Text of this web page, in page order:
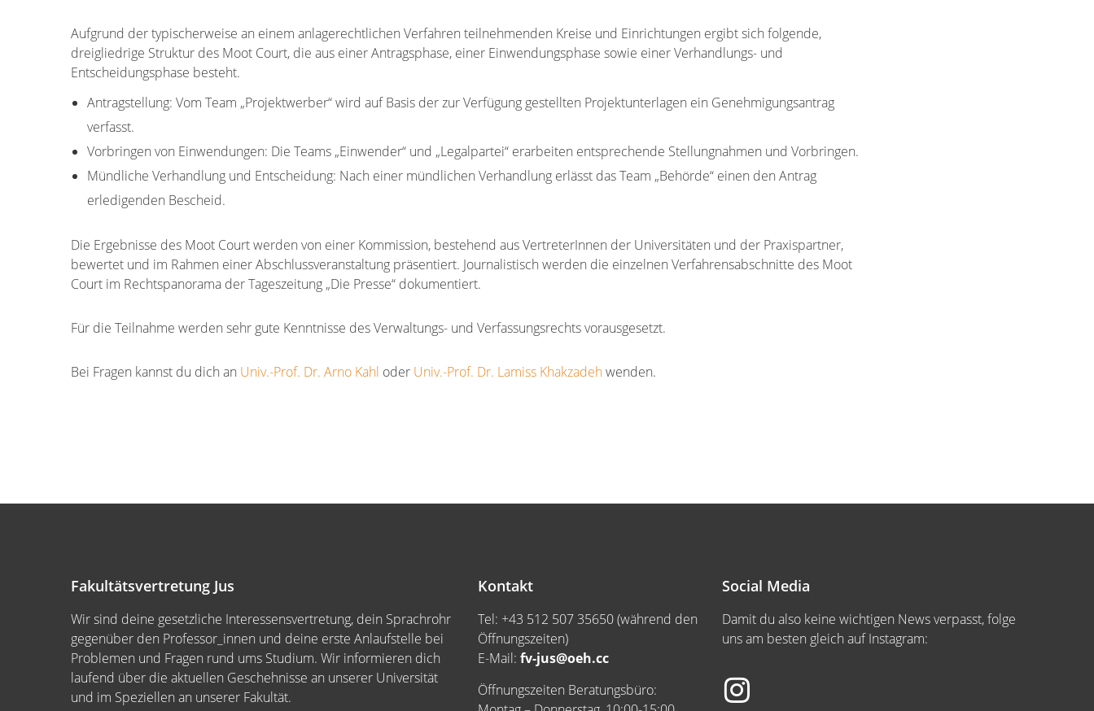
Aufgrund der typischerweise an einem anlagerechtlichen Verfahren teilnehmenden Kreise und Einrichtungen ergibt sich folgende,
dreigliedrige Struktur des Moot Court, die aus einer Antragsphase, einer Einwendungsphase sowie einer Verhandlungs- und
Entscheidungsphase besteht.
Antragstellung: Vom Team „Projektwerber“ wird auf Basis der zur Verfügung gestellten Projektunterlagen ein Genehmigungsantrag
verfasst.
Vorbringen von Einwendungen: Die Teams „Einwender“ und „Legalpartei“ erarbeiten entsprechende Stellungnahmen und Vorbringen.
Mündliche Verhandlung und Entscheidung: Nach einer mündlichen Verhandlung erlässt das Team „Behörde“ einen den Antrag
erledigenden Bescheid.
Die Ergebnisse des Moot Court werden von einer Kommission, bestehend aus VertreterInnen der Universitäten und der Praxispartner,
bewertet und im Rahmen einer Abschlussveranstaltung präsentiert. Journalistisch werden die einzelnen Verfahrensabschnitte des Moot
Court im Rechtspanorama der Tageszeitung „Die Presse“ dokumentiert.
Für die Teilnahme werden sehr gute Kenntnisse des Verwaltungs- und Verfassungsrechts vorausgesetzt.
Bei Fragen kannst du dich an Univ.-Prof. Dr. Arno Kahl oder Univ.-Prof. Dr. Lamiss Khakzadehwenden.
Fakultätsvertretung Jus
Wir sind deine gesetzliche Interessensvertretung, dein Sprachrohr
gegenüber den Professor_innen und deine erste Anlaufstelle bei
Problemen und Fragen rund ums Studium. Wir informieren dich
laufend über die aktuellen Geschehnisse an unserer Universität
und im Speziellen an unserer Fakultät.
Kontakt
Tel: +43 512 507 35650 (während den
Öffnungszeiten)
E-Mail: fv-jus@oeh.cc
Öffnungszeiten Beratungsbüro:
Social Media
Damit du also keine wichtigen News verpasst, folge
uns am besten gleich auf Instagram: